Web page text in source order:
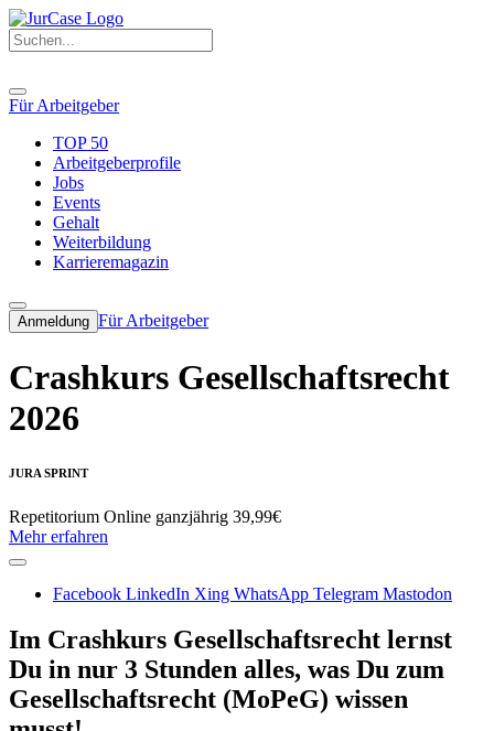
Für Arbeitgeber
TOP 50
Arbeitgeberprofile
Jobs
Events
Gehalt
Weiterbildung
Karrieremagazin
Anmeldung Für Arbeitgeber
Crashkurs Gesellschaftsrecht
2026
JURA SPRINT
Repetitorium Online ganzjährig 39,99€
Mehr erfahren
Facebook LinkedIn Xing WhatsApp Telegram Mastodon
Im Crashkurs Gesellschaftsrecht lernst
Du in nur 3 Stunden alles, was Du zum
Gesellschaftsrecht (MoPeG) wissen